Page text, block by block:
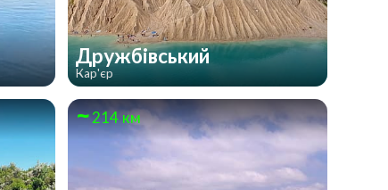
Дружбівський
Кар'єр
214 км